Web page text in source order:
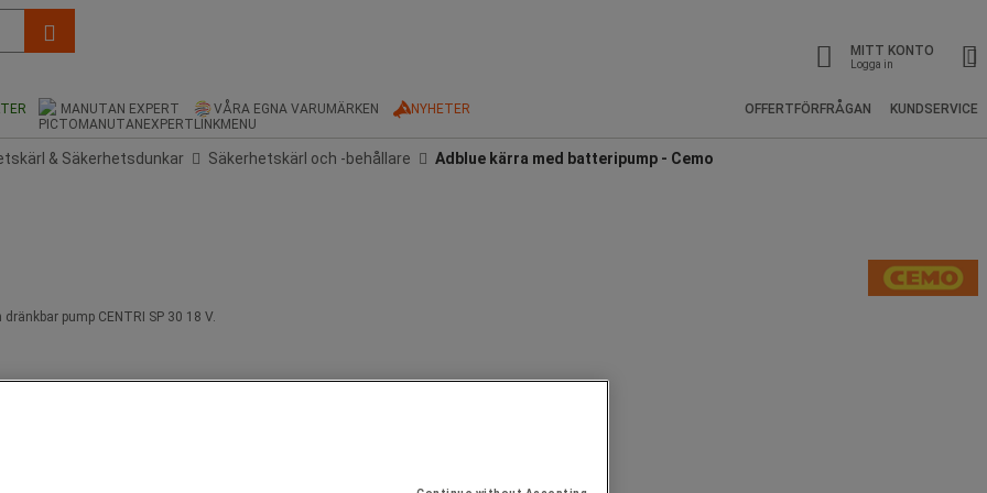
MITT KONTO
Logga in
MANUTAN EXPERT VÅRA EGNA VARUMÄRKEN NYHETER OFFERTFÖRFRÅGAN KUNDSERVICE
& Säkerhetsdunkar Säkerhetskärl och -behållare Adblue kärra med batteripump - Cemo
pump CENTRI SP 30 18 V.